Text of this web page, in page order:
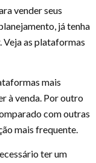
vender seus
já tenha
Veja as plataformas
mais
à venda. Por outro
com outras
mais frequente.
ter um